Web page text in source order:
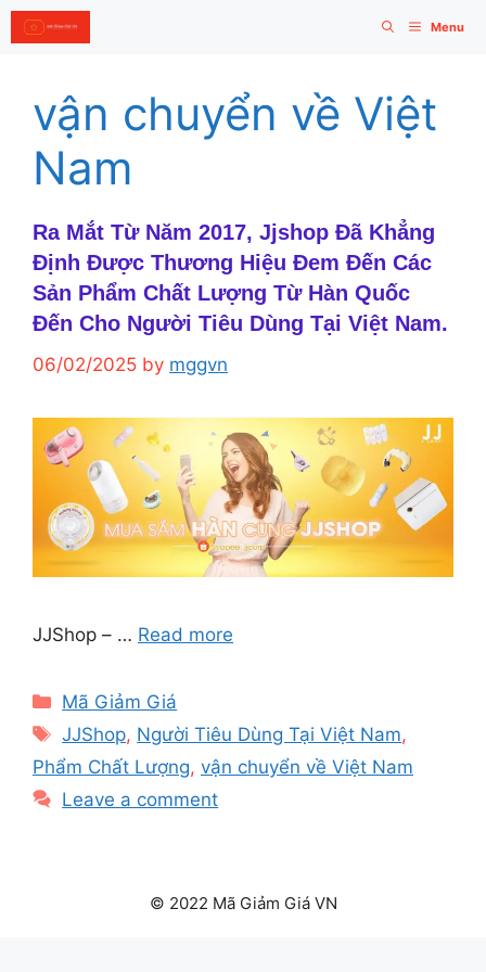
Skip
to
Menu
vận chuyển về Việt
Nam
Ra Mắt Từ Năm 2017, Jjshop Đã Khẳng
Định Được Thương Hiệu Đem Đến Các
Sản Phẩm Chất Lượng Từ Hàn Quốc
Đến Cho Người Tiêu Dùng Tại Việt Nam.
06/02/2025 by mggvn
JJShop – … Read more
Categories
Mã Giảm Giá
Tags
JJShop, Người Tiêu Dùng Tại Việt Nam,
Phẩm Chất Lượng, vận chuyển về Việt Nam
Leave a comment
© 2022 Mã Giảm Giá VN